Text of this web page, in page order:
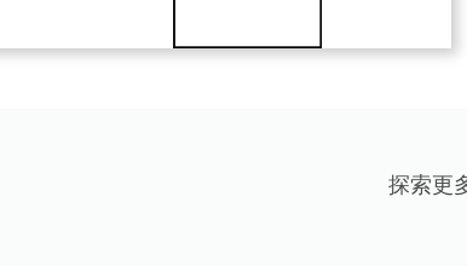
探索更